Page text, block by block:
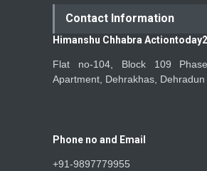
Contact Information
Himanshu Chhabra
Flat no-104, Block 109
Apartment, Dehrakhas, Dehradun
Phone no and Email
+91-9897779955